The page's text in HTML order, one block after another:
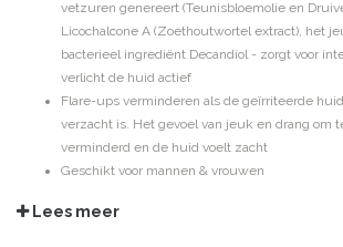
vetzuren genereert (Teunisbloemolie en
Licochalcone A (Zoethoutwortel extract), het
bacterieel ingrediënt Decandiol - zorgt voor
verlicht de huid actief
Flare-ups verminderen als de geïrriteerde
verzacht is. Het gevoel van jeuk en drang om
verminderd en de huid voelt zacht
Geschikt voor mannen & vrouwen
GEBRUIKSADVIES
Lees meer